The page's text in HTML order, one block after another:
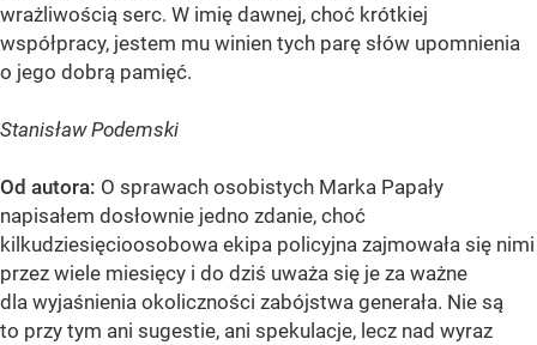
wrażliwością serc. W imię dawnej, choć krótkiej
współpracy, jestem mu winien tych parę słów upomnienia
o jego dobrą pamięć.
Stanisław Podemski
Od autora: O sprawach osobistych Marka Papały
napisałem dosłownie jedno zdanie, choć
kilkudziesięcioosobowa ekipa policyjna zajmowała się nimi
przez wiele miesięcy i do dziś uważa się je za ważne
dla wyjaśnienia okoliczności zabójstwa generała. Nie są
to przy tym ani sugestie, ani spekulacje, lecz nad wyraz